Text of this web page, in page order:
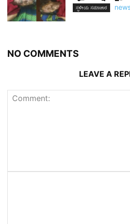
ಸ್ಥಳೀಯ ಸಮಾಚಾರ
NO COMMENTS
LEAVE A